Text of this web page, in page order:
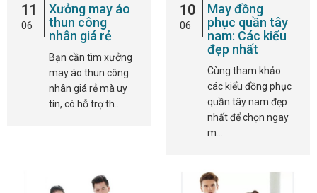
11
06
Xưởng may áo
thun công
nhân giá rẻ
Bạn cần tìm xưởng
may áo thun công
nhân giá rẻ mà uy
tín, có hỗ trợ th…
10
06
May đồng
phục quần tây
nam: Các kiểu
đẹp nhất
Cùng tham khảo
các kiểu đồng phục
quần tây nam đẹp
nhất để chọn ngay
m…